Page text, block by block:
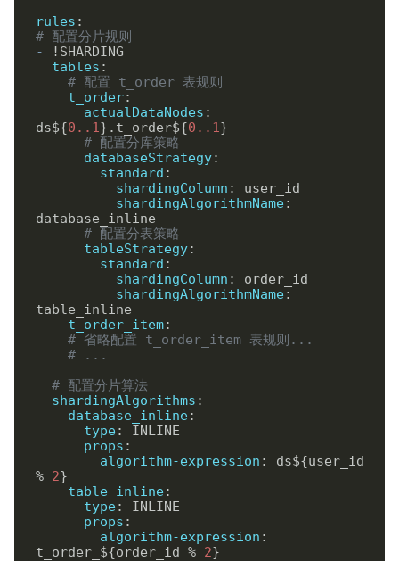
rules :
# 配置分片规则
-
tables :
# 配置 t_order 表规则
t_order:
actualDataNodes :
ds${0 . . 1}.t_order${0 . . 1}
# 配置分库策略
databaseStrategy:
standard :
shardingColumn :
shardingAlgorithmName:
database_inline
# 配置分表策略
tableStrategy:
standard :
shardingColumn :
shardingAlgorithmName:
t_order_item:
# 省略配置 t_order_item 表规则...
# ...
# 配置分片算法
shardingAlgorithms :
database_inline:
type:
props :
algorithm-expression :
ds${user_id
% 2
table_inline:
type:
props :
algorithm-expression :
t_order_${order_id % 2